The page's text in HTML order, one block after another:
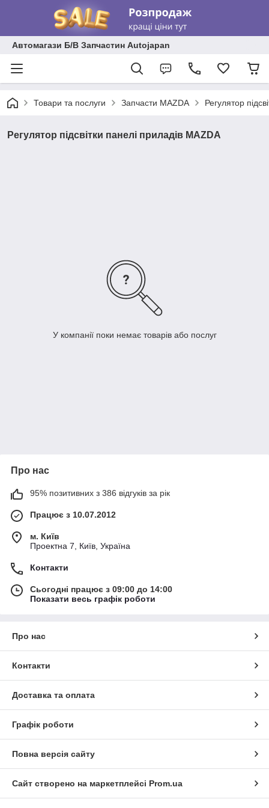
Автомагази Б/В Запчастин Autojapan
Товари та послуги Запчасти MAZDA Регулятор
Регулятор підсвітки панелі приладів MAZDA
У компанії поки немає товарів або послуг
Про нас
95% позитивних з 386 відгуків за рік
Працює з 10.07.2012
м. Київ
Проектна 7, Київ, Україна
Контакти
Сьогодні працює з 09:00 до 14:00
Показати весь графік роботи
Про нас
Контакти
Доставка та оплата
Графік роботи
Повна версія сайту
Сайт створено на маркетплейсі Prom.ua